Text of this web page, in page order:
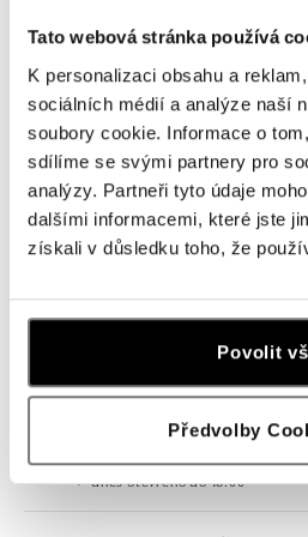
Tato webová stránka používá
K personalizaci obsahu a
sociálních médií a analýze naší
soubory cookie. Informace o
sdílíme se svými partnery pro
analýzy. Partneři tyto údaje
dalšími informacemi, které jste
získali v důsledku toho, že
Povolit
Předvolby
Navštivte naše butiky
HALADA Pařížská, Praha
Pařížská 7, 110 00 Praha 1
dnes otevřeno do 18:00